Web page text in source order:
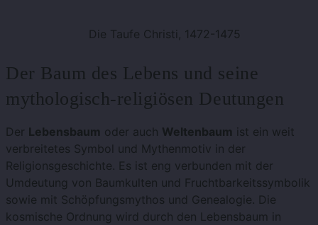
Die Taufe Christi, 1472-1475
Der Baum des Lebens und seine
mythologisch-religiösen Deutungen
Der Lebensbaum oder auch Weltenbaum ist ein weit
verbreitetes Symbol und Mythenmotiv in der
Religionsgeschichte. Es ist eng verbunden mit der
Umdeutung von Baumkulten und Fruchtbarkeitssymbolik
sowie mit Schöpfungsmythos und Genealogie. Die
kosmische Ordnung wird durch den Lebensbaum in